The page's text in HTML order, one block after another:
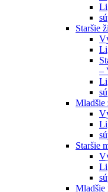
Staršie
–
Mladšie
Staršie
Mladšie